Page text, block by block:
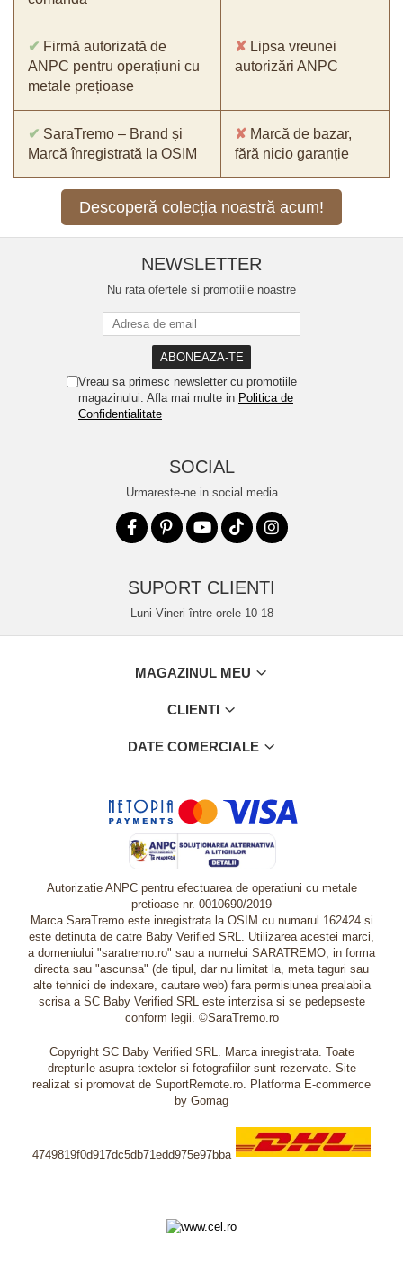
✔ Firmă autorizată de
ANPC pentru operațiuni cu
metale prețioase
✘ Lipsa vreunei
autorizări ANPC
✔ SaraTremo – Brand și
Marcă înregistrată la OSIM
✘ Marcă de bazar,
fără nicio garanție
Descoperă colecția noastră acum!
NEWSLETTER
Nu rata ofertele si promotiile noastre
Vreau sa primesc newsletter cu promotiile
magazinului. Afla mai multe in Politica de
Confidentialitate
SOCIAL
Urmareste-ne in social media
SUPORT CLIENTI
Luni-Vineri între orele 10-18
MAGAZINUL MEU
CLIENTI
DATE COMERCIALE
Autorizatie ANPC pentru efectuarea de operatiuni cu metale
pretioase nr. 0010690/2019
Marca SaraTremo este inregistrata la OSIM cu numarul 162424 si
este detinuta de catre Baby Verified SRL. Utilizarea acestei marci,
a domeniului "saratremo.ro" sau a numelui SARATREMO, in forma
directa sau "ascunsa" (de tipul, dar nu limitat la, meta taguri sau
alte tehnici de indexare, cautare web) fara permisiunea prealabila
scrisa a SC Baby Verified SRL este interzisa si se pedepseste
conform legii. ©SaraTremo.ro
Copyright SC Baby Verified SRL. Marca inregistrata. Toate
drepturile asupra textelor si fotografiilor sunt rezervate. Site
realizat si promovat de SuportRemote.ro. Platforma E-commerce
by Gomag
4749819f0d917dc5db71edd975e97bba